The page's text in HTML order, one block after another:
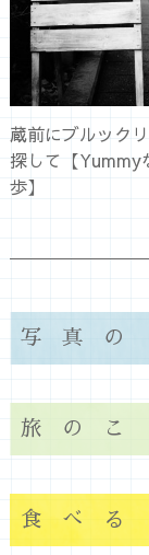
蔵前にブルック
探して【Yummy
歩】
写真の
旅のこ
食べる